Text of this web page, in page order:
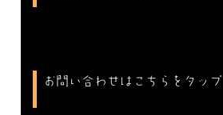
お問い合わせはこちらをタップ